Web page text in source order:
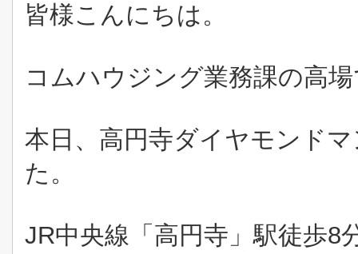
皆様こんにちは。
コムハウジング業務課の高
本日、高円寺ダイヤモンド
た。
JR中央線「高円寺」駅徒歩8